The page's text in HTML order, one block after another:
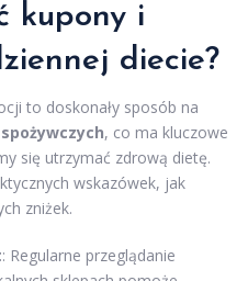
kupony i
diecie?
to doskonały sposób na
, co ma kluczowe
się utrzymać zdrową dietę.
wskazówek, jak
zniżek.
: Regularne przeglądanie